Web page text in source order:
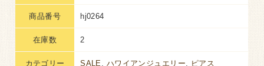
商品番号 hj0264
在庫数 2
カテゴリー SALE, ハワイアンジュエリー, ピアス